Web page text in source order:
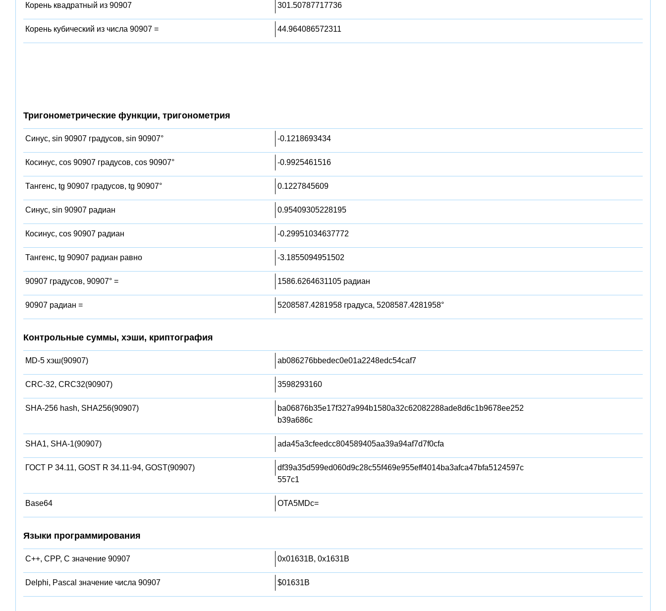
Корень квадратный из 90907 301.50787717736
Корень кубический из числа 90907 = 44.964086572311
Тригонометрические функции, тригонометрия
Синус, sin 90907 градусов, sin 90907° -0.1218693434
Косинус, cos 90907 градусов, cos 90907° -0.9925461516
Тангенс, tg 90907 градусов, tg 90907° 0.1227845609
Синус, sin 90907 радиан 0.95409305228195
Косинус, cos 90907 радиан -0.29951034637772
Тангенс, tg 90907 радиан равно -3.1855094951502
90907 градусов, 90907° = 1586.6264631105 радиан
90907 радиан = 5208587.4281958 градуса, 5208587.4281958°
Контрольные суммы, хэши, криптография
MD-5 хэш(90907) ab086276bbedec0e01a2248edc54caf7
CRC-32, CRC32(90907) 3598293160
SHA-256 hash, SHA256(90907)
ba06876b35e17f327a994b1580a32c62082288ade8d6c1b9678ee252
b39a686c
SHA1, SHA-1(90907) ada45a3cfeedcc804589405aa39a94af7d7f0cfa
ГОСТ Р 34.11, GOST R 34.11-94, GOST(90907)
df39a35d599ed060d9c28c55f469e955eff4014ba3afca47bfa5124597c
557c1
Base64 OTA5MDc=
Языки программирования
C++, CPP, C значение 90907 0x01631B, 0x1631B
Delphi, Pascal значение числа 90907 $01631B